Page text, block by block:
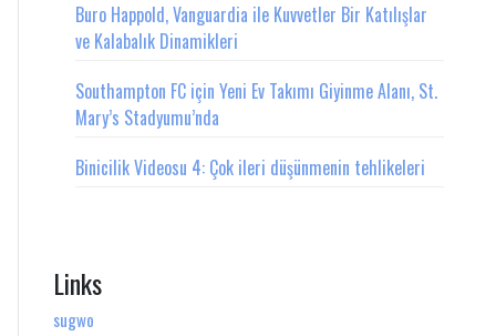
Buro Happold, Vanguardia ile Kuvvetler Bir Katılışlar
ve Kalabalık Dinamikleri
Southampton FC için Yeni Ev Takımı Giyinme Alanı, St.
Mary’s Stadyumu’nda
Binicilik Videosu 4: Çok ileri düşünmenin tehlikeleri
Links
sugwo